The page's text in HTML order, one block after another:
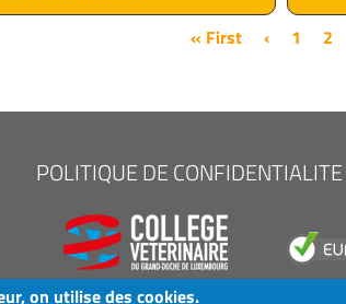
First
« First
Previous
‹ Page
1 2
POLITIQUE DE CONFIDENTIALITE
on utilise des cookies.